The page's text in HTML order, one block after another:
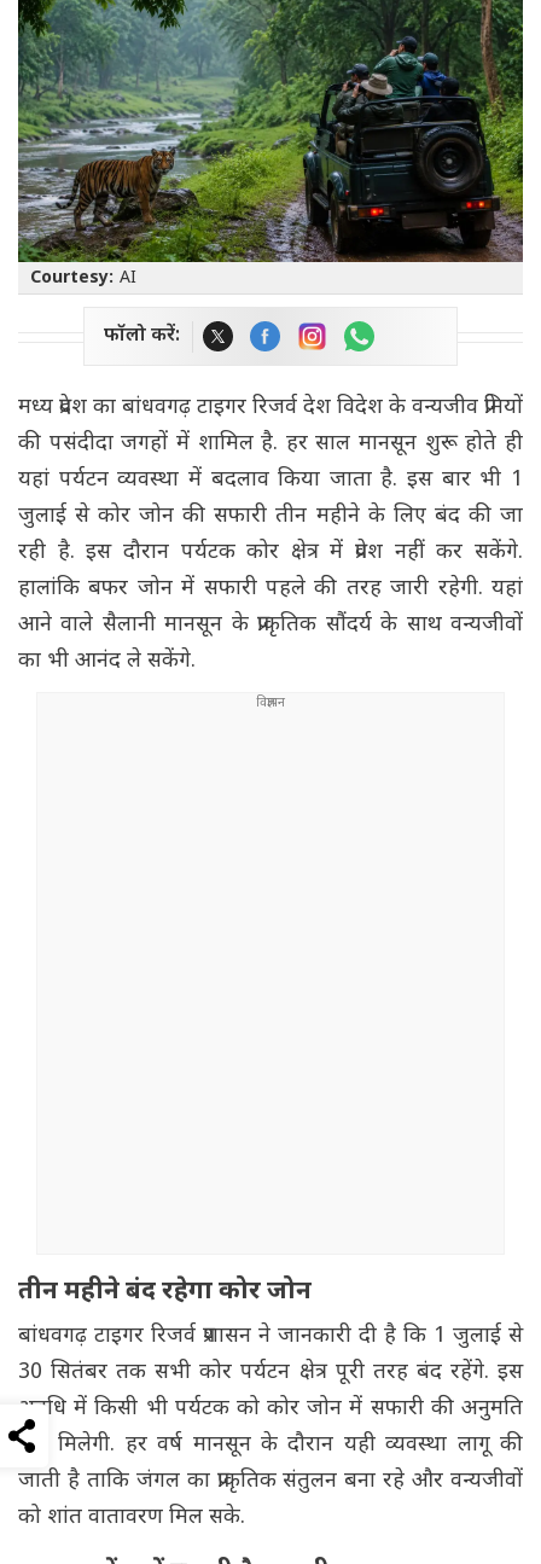
Courtesy: AI
फॉलो करें:
मध्य प्रदेश का बांधवगढ़ टाइगर रिजर्व देश विदेश के वन्यजीव प्रेमियों
की पसंदीदा जगहों में शामिल है. हर साल मानसून शुरू होते ही
यहां पर्यटन व्यवस्था में बदलाव किया जाता है. इस बार भी 1
जुलाई से कोर जोन की सफारी तीन महीने के लिए बंद की जा
रही है. इस दौरान पर्यटक कोर क्षेत्र में प्रवेश नहीं कर सकेंगे.
हालांकि बफर जोन में सफारी पहले की तरह जारी रहेगी. यहां
आने वाले सैलानी मानसून के प्राकृतिक सौंदर्य के साथ वन्यजीवों
का भी आनंद ले सकेंगे.
तीन महीने बंद रहेगा कोर जोन
बांधवगढ़ टाइगर रिजर्व प्रशासन ने जानकारी दी है कि 1 जुलाई से
30 सितंबर तक सभी कोर पर्यटन क्षेत्र पूरी तरह बंद रहेंगे. इस
अवधि में किसी भी पर्यटक को कोर जोन में सफारी की अनुमति
नहीं मिलेगी. हर वर्ष मानसून के दौरान यही व्यवस्था लागू की
जाती है ताकि जंगल का प्राकृतिक संतुलन बना रहे और वन्यजीवों
को शांत वातावरण मिल सके.